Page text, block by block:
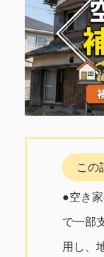
この
●空き
で一部
用し、